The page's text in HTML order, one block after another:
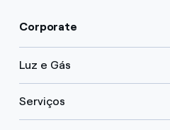
Corporate
Luz e Gás
Serviços